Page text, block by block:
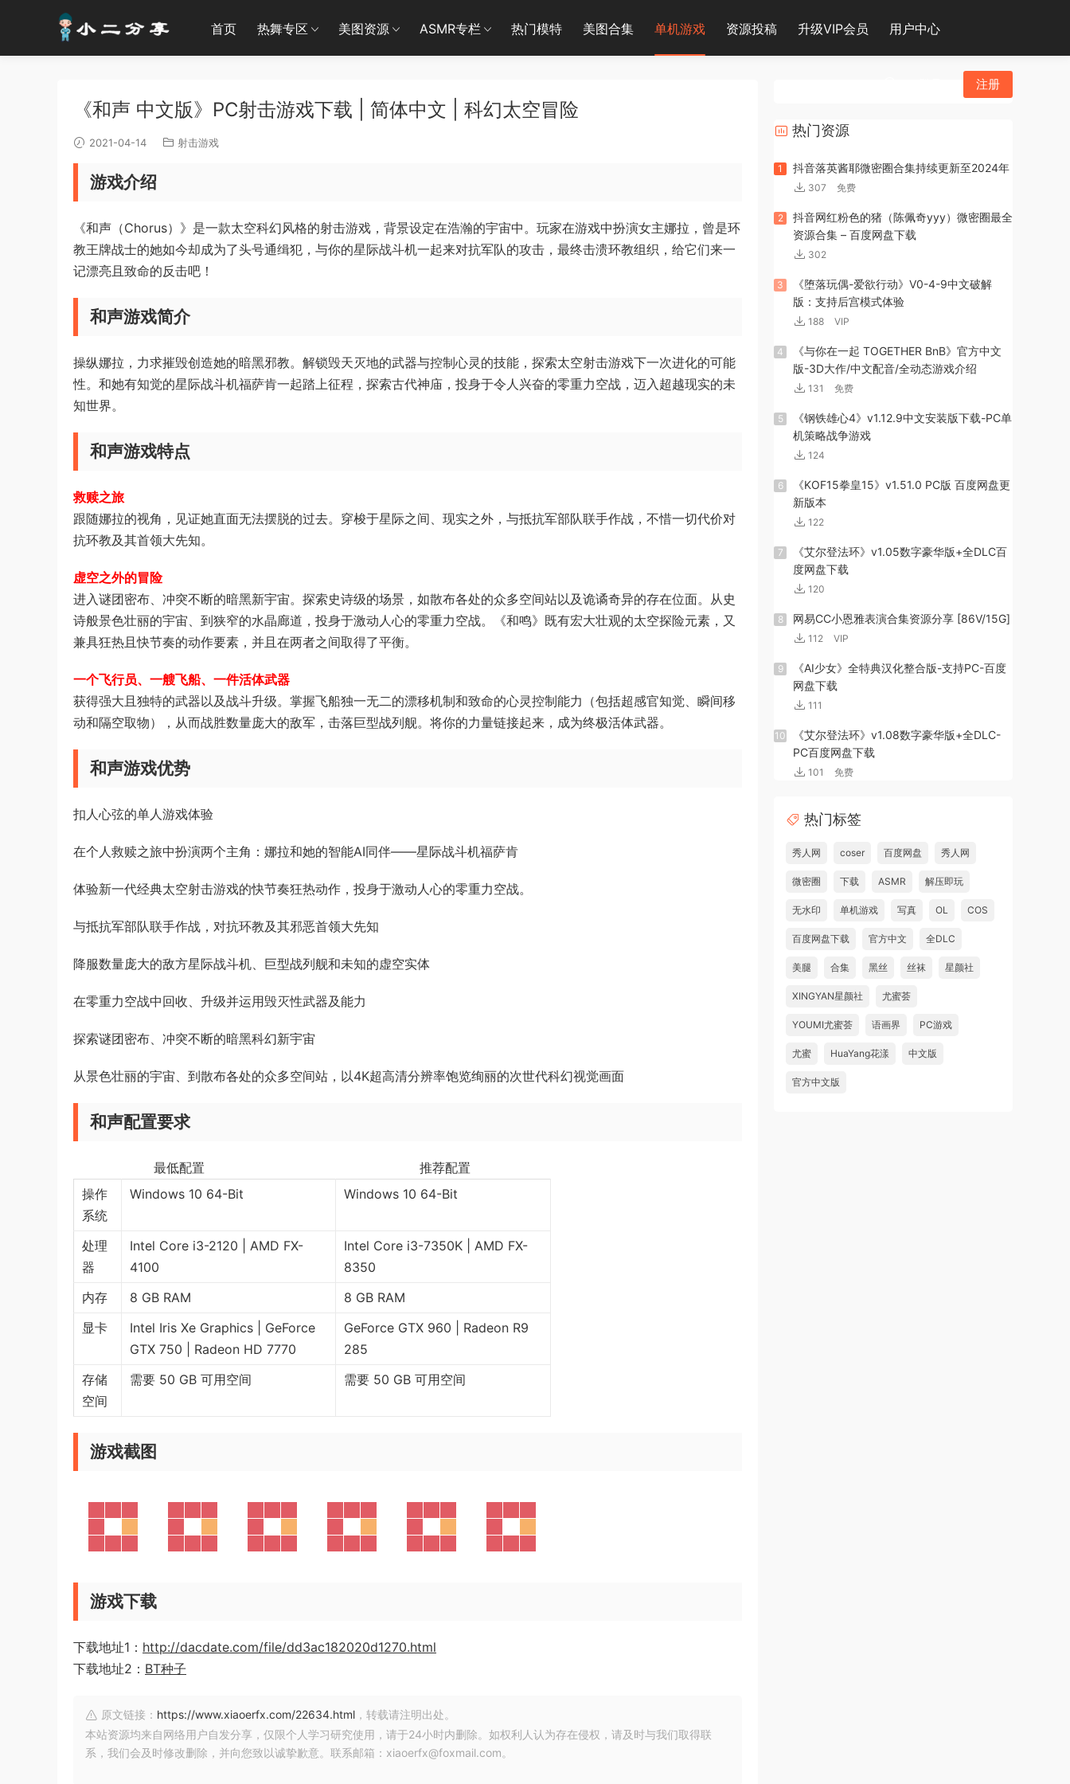
首页 热舞专区 美图资源 ASMR专栏 热门模特 美图合集 单机游戏 资源投稿 升级VIP会员 用户中心
注册
《和声 中文版》PC射击游戏下载 | 简体中文 | 科幻太空冒险
2021-04-14 射击游戏
游戏介绍
《和声（Chorus）》是一款太空科幻风格的射击游戏，背景设定在浩瀚的宇宙中。玩家在游戏中扮演女主娜拉，曾是环
教王牌战士的她如今却成为了头号通缉犯，与你的星际战斗机一起来对抗军队的攻击，最终击溃环教组织，给它们来一
记漂亮且致命的反击吧！
和声游戏简介
操纵娜拉，力求摧毁创造她的暗黑邪教。解锁毁天灭地的武器与控制心灵的技能，探索太空射击游戏下一次进化的可能
性。和她有知觉的星际战斗机福萨肯一起踏上征程，探索古代神庙，投身于令人兴奋的零重力空战，迈入超越现实的未
知世界。
和声游戏特点
救赎之旅
跟随娜拉的视角，见证她直面无法摆脱的过去。穿梭于星际之间、现实之外，与抵抗军部队联手作战，不惜一切代价对
抗环教及其首领大先知。
虚空之外的冒险
进入谜团密布、冲突不断的暗黑新宇宙。探索史诗级的场景，如散布各处的众多空间站以及诡谲奇异的存在位面。从史
诗般景色壮丽的宇宙、到狭窄的水晶廊道，投身于激动人心的零重力空战。《和鸣》既有宏大壮观的太空探险元素，又
兼具狂热且快节奏的动作要素，并且在两者之间取得了平衡。
一个飞行员、一艘飞船、一件活体武器
获得强大且独特的武器以及战斗升级。掌握飞船独一无二的漂移机制和致命的心灵控制能力（包括超感官知觉、瞬间移
动和隔空取物），从而战胜数量庞大的敌军，击落巨型战列舰。将你的力量链接起来，成为终极活体武器。
和声游戏优势
扣人心弦的单人游戏体验
在个人救赎之旅中扮演两个主角：娜拉和她的智能AI同伴——星际战斗机福萨肯
体验新一代经典太空射击游戏的快节奏狂热动作，投身于激动人心的零重力空战。
与抵抗军部队联手作战，对抗环教及其邪恶首领大先知
降服数量庞大的敌方星际战斗机、巨型战列舰和未知的虚空实体
在零重力空战中回收、升级并运用毁灭性武器及能力
探索谜团密布、冲突不断的暗黑科幻新宇宙
从景色壮丽的宇宙、到散布各处的众多空间站，以4K超高清分辨率饱览绚丽的次世代科幻视觉画面
和声配置要求
最低配置 推荐配置
操作
系统
Windows 10 64-Bit Windows 10 64-Bit
处理
器
Intel Core i3-2120 | AMD FX-
4100
Intel Core i3-7350K | AMD FX-
8350
内存
8 GB RAM
8 GB RAM
显卡
Intel Iris Xe Graphics | GeForce
GTX 750 | Radeon HD 7770
GeForce GTX 960 | Radeon R9
285
存储
空间
需要 50 GB 可用空间 需要 50 GB 可用空间
游戏截图
游戏下载
下载地址1： http://dacdate.com/file/dd3ac182020d1270.html
下载地址2： BT种子
原文链接： https://www.xiaoerfx.com/22634.html ，转载请注明出处。
本站资源均来自网络用户自发分享，仅限个人学习研究使用，请于24小时内删除。如权利人认为存在侵权，请及时与我们取得联
系，我们会及时修改删除，并向您致以诚挚歉意。联系邮箱：xiaoerfx@foxmail.com。
热门资源
1 抖音落英酱耶微密圈合集持续更新至2024年
307 免费
2
抖音网红粉色的猪（陈佩奇yyy）微密圈最全
资源合集 – 百度网盘下载
302
3
《堕落玩偶-爱欲行动》V0-4-9中文破解
版：支持后宫模式体验
188 VIP
4
《与你在一起 TOGETHER BnB》官方中文
版-3D大作/中文配音/全动态游戏介绍
131 免费
5
《钢铁雄心4》v1.12.9中文安装版下载-PC单
机策略战争游戏
124
6
《KOF15拳皇15》v1.51.0 PC版 百度网盘更
新版本
122
7
《艾尔登法环》v1.05数字豪华版+全DLC百
度网盘下载
120
8 网易CC小恩雅表演合集资源分享 [86V/15G]
112 VIP
9
《AI少女》全特典汉化整合版-支持PC-百度
网盘下载
111
10
《艾尔登法环》v1.08数字豪华版+全DLC-
PC百度网盘下载
101 免费
热门标签
秀人网 coser 百度网盘 秀人网
微密圈 下载 ASMR 解压即玩
无水印 单机游戏 写真 OL COS
百度网盘下载 官方中文 全DLC
美腿 合集 黑丝 丝袜 星颜社
XINGYAN星颜社 尤蜜荟
YOUMI尤蜜荟 语画界 PC游戏
尤蜜 HuaYang花漾 中文版
官方中文版